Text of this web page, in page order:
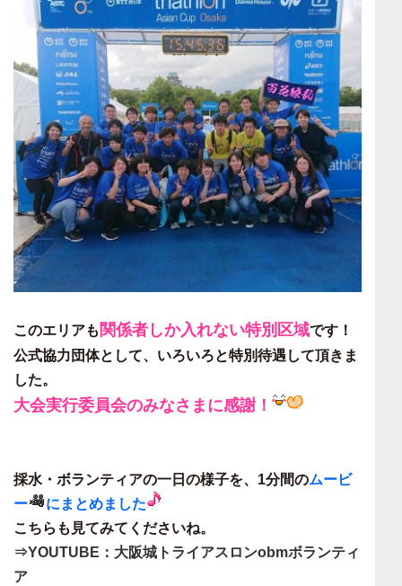
このエリアも 関係者しか入れない特別区域です！
公式協力団体として、いろいろと特別待遇して頂きま
した。
大会実行委員会のみなさまに感謝！
採水・ボランティアの一日の様子を、1分間のムービ
ー
にまとめました
こちらも見てみてくださいね。
⇒YOUTUBE：大阪城トライアスロンobmボランティ
ア